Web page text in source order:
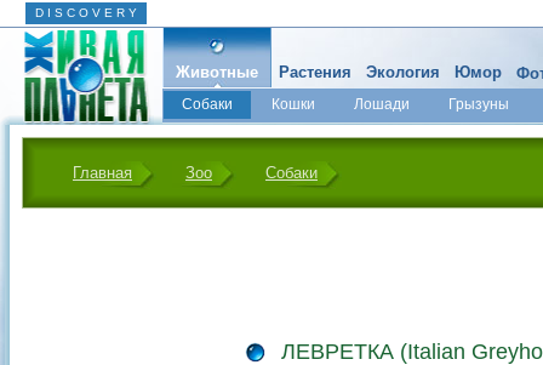
D I S C O V E R Y
Животные
Собаки Кошки Лошади
Грызуны
Микромир
Растения Экология Юмор
Главная Зоо Собаки
ЛЕВРЕТКА (Italian